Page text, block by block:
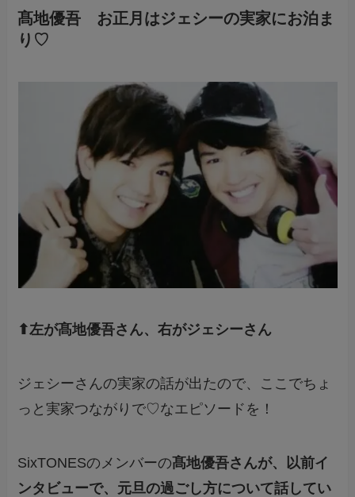
髙地優吾 お正月はジェシーの実家にお泊ま
り♡
⬆︎左が髙地優吾さん、右がジェシーさん
ジェシーさんの実家の話が出たので、ここでちょ
っと実家つながりで♡なエピソードを！
SixTONESのメンバーの髙地優吾さんが、以前イ
ンタビューで、元旦の過ごし方について話してい